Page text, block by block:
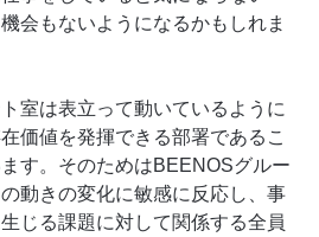
会もないようになるかもしれま
室は表立って動いているように
価値を発揮できる部署であるこ
す。そのためはBEENOSグルー
動きの変化に敏感に反応し、事
じる課題に対して関係する全員